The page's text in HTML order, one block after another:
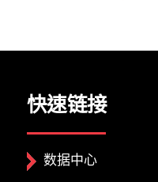
快速链接
数据中心